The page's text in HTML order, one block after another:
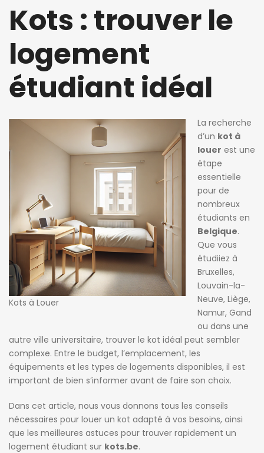
Kots : trouver le
logement
étudiant idéal
Kots à Louer
La recherche
d’un kot à
louer est une
étape
essentielle
pour de
nombreux
étudiants en
Belgique.
Que vous
étudiiez à
Bruxelles,
Louvain-la-
Neuve, Liège,
Namur, Gand
ou dans une
autre ville universitaire, trouver le kot idéal peut sembler
complexe. Entre le budget, l’emplacement, les
équipements et les types de logements disponibles, il est
important de bien s’informer avant de faire son choix.
Dans cet article, nous vous donnons tous les conseils
nécessaires pour louer un kot adapté à vos besoins, ainsi
que les meilleures astuces pour trouver rapidement un
logement étudiant sur kots.be.
ago
Chambre chez l’habitant
Avenue Emile Vandervelde 72, 1200 Bruxelles, Belgique
Studios meublés à louer – Résidence Ustel – Boulevard Poincaré, 76 – Anderlecht – à partir de 720 € charges incluses
720€
Boulevard Poincaré 76, Anderlecht, Belgique
patricia
12 heures
470€